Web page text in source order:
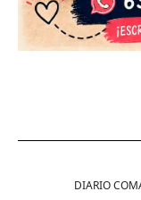
DIARIO